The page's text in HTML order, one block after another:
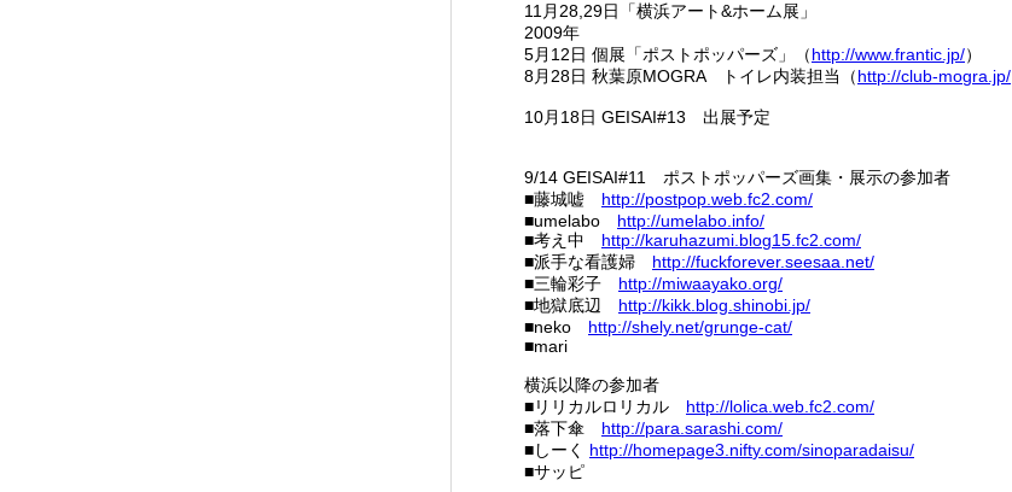
11月28,29日「横浜アート&ホーム展」
2009年
5月12日 個展「ポストポッパーズ」（http://www.frantic.jp/）
8月28日 秋葉原MOGRA トイレ内装担当（http://club-mogra.jp/
10月18日 GEISAI#13 出展予定
9/14 GEISAI#11 ポストポッパーズ画集・展示の参加者
■藤城嘘 http://postpop .web.fc2.com/
■umelabo http://umelabo .info/
■考え中 http://karuhazumi.blog15.fc2 .com/
■派手な看護婦 http://fuckforever.seesaa.net/
■三輪彩子 http://miwaayako.org/
■地獄底辺 http://kikk.blog.shinobi.jp/
■neko http://shely.net/grunge-cat/
■mari
横浜以降の参加者
■リリカルロリカル http://lolica. web.fc2 .com/
■落下傘 http://para.sarashi.com/
■しーく http://homepage3.nifty.com/sinoparadaisu/
■サッピ